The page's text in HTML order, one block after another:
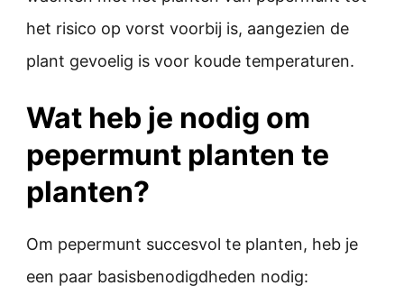
het risico op vorst voorbij is, aangezien de
plant gevoelig is voor koude temperaturen.
Wat heb je nodig om
pepermunt planten te
planten?
Om pepermunt succesvol te planten, heb je
een paar basisbenodigdheden nodig: